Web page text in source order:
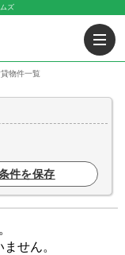
ズ
物件一覧
件を保存
せん。